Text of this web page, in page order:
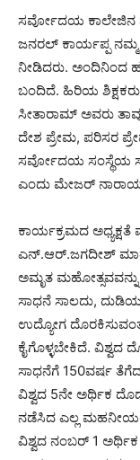
ಸರ್ವೋದಯ ಕಾಲೇಜಿನ
ಜನರಲ್ ಕಾರ್ಯಪ್ಪ
ನೀಡಿದರು. ಅಂದಿನಿಂದ
ಬಂದಿದೆ. ಹಿರಿಯ
ಸೀತಾರಾಮ್ ಅವರು
ದೇಶ ಪ್ರೇಮ, ಪರಿಸರ
ಸರ್ವೋದಯ ಸಂಸ್ಥೆಯ
ಎಂದು ಮೇಜರ್
ಕಾರ್ಯಕ್ರಮದ
ಎನ್.ಆರ್.ಜಗದೀಶ್
ಅಮೃತ
ಸಾಧನೆ ಸಾಲದು,
ಉದ್ಯೋಗ
ಕೈಗೊಳ್ಳಬೇಕಿದೆ. ವಿಶ್ವದ
ಸಾಧನೆಗೆ 150ವರ್ಷ
ವಿಶ್ವದ 5ನೇ ಅರ್ಥಿಕ
ನಡೆಸಿದ ಎಲ್ಲ
ವಿಶ್ವದ ನಂಬರ್ 1 ಅರ್ಥಿಕ